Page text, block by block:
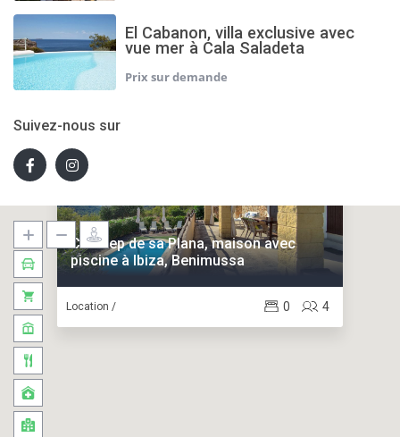
El Cabanon, villa exclusive avec
vue mer à Cala Saladeta
Suivez-nous sur
Can Pep de sa Plana, maison avec
piscine à Ibiza, Benimussa
Location / 4
0